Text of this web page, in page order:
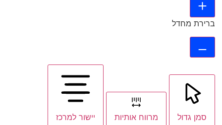
ברירת מחדל
סמן גדול מרווח אותיות יישור למרכז